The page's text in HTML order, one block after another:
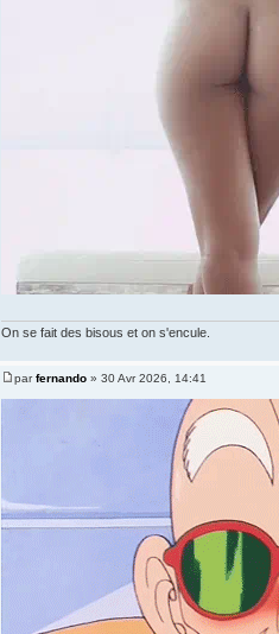
On se fait des bisous et on s'encule.
parfernando » 30 Avr 2026, 14:41